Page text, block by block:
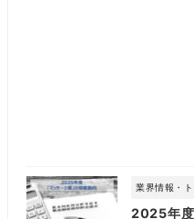
業界情報・
2025年度